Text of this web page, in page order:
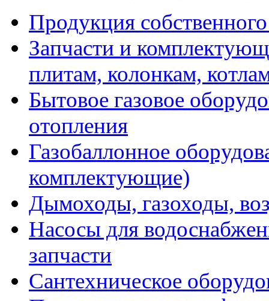
Продукция
Запчасти и
плитам, колонкам,
Бытовое газовое
отопления
Газобаллонное
комплектующие)
Дымоходы, газоходы,
Насосы для
запчасти
Сантехническое